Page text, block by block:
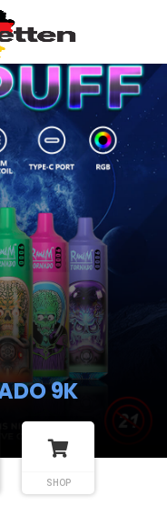
9K
SHOP